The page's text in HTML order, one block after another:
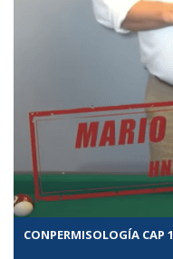
CONPERMISOLOGÍA CAP 1